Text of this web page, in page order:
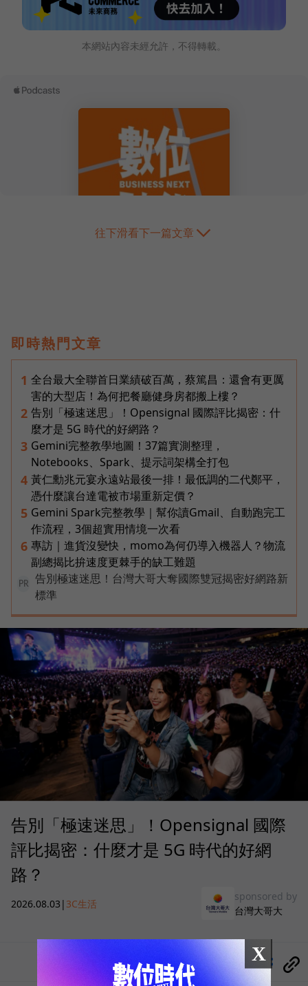
本網站內容未經允許，不得轉載。
往下滑看下一篇文章
即時熱門文章
1 全台最大全聯首日業績破百萬，蔡篤昌：還會有更厲
害的大型店！為何把餐廳健身房都搬上樓？
2 告別「極速迷思」！Opensignal 國際評比揭密：什
麼才是 5G 時代的好網路？
3 Gemini完整教學地圖！37篇實測整理，
Notebooks、Spark、提示詞架構全打包
4 黃仁勳兆元宴永遠站最後一排！最低調的二代鄭平，
憑什麼讓台達電被市場重新定價？
5 Gemini Spark完整教學｜幫你讀Gmail、自動跑完工
作流程，3個超實用情境一次看
6 專訪｜進貨沒變快，momo為何仍導入機器人？物流
副總揭比拚速度更棘手的缺工難題
PR
告別極速迷思！台灣大哥大奪國際雙冠揭密好網路新
標準
告別「極速迷思」！Opensignal 國際
評比揭密：什麼才是 5G 時代的好網
路？
2026.08.03 | 3C生活
sponsored by
台灣大哥大
X